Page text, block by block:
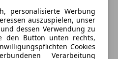
personalisierte Werbung
auszuspielen, unser
dessen Verwendung zu
den Button unten rechts,
Cookies
Verarbeitung